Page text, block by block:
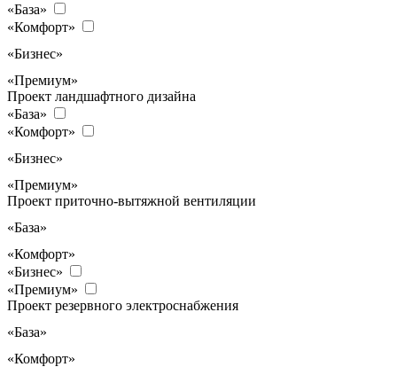
«База»
«Комфорт»
«Бизнес»
«Премиум»
Проект ландшафтного дизайна
«База»
«Комфорт»
«Бизнес»
«Премиум»
Проект приточно-вытяжной вентиляции
«База»
«Комфорт»
«Бизнес»
«Премиум»
Проект резервного электроснабжения
«База»
«Комфорт»